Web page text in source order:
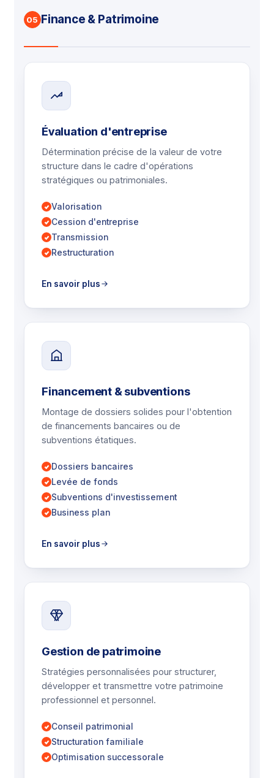
05 Finance & Patrimoine
Évaluation d'entreprise
Détermination précise de la valeur de votre
structure dans le cadre d'opérations
stratégiques ou patrimoniales.
Valorisation
Cession d'entreprise
Transmission
Restructuration
En savoir plus
Financement & subventions
Montage de dossiers solides pour l'obtention
de financements bancaires ou de
subventions étatiques.
Dossiers bancaires
Levée de fonds
Subventions d'investissement
Business plan
En savoir plus
Gestion de patrimoine
Stratégies personnalisées pour structurer,
développer et transmettre votre patrimoine
professionnel et personnel.
Conseil patrimonial
Structuration familiale
Optimisation successorale